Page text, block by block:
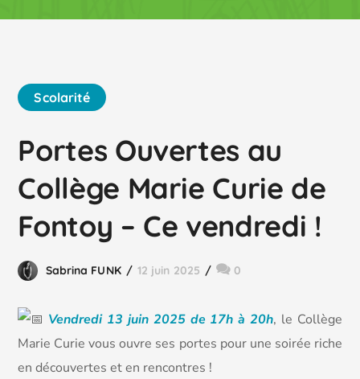
Scolarité
Portes Ouvertes au
Collège Marie Curie de
Fontoy – Ce vendredi !
Sabrina FUNK 12 juin 2025 0
Vendredi 13 juin 2025 de 17h à 20h, le Collège
Marie Curie vous ouvre ses portes pour une soirée riche
en découvertes et en rencontres !